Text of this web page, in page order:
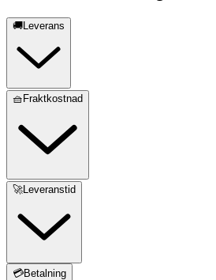
🚚Leverans
🧺Fraktkostnad
🚀Leveranstid
💳Betalning